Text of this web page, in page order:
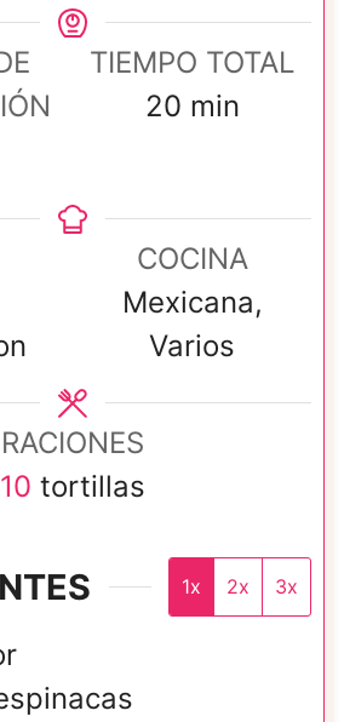
TIEMPO TOTAL
20m
t
o
s
min
COCINA
Mexicana,
Varios
RACIONES
10 tortillas
1x 2x 3x